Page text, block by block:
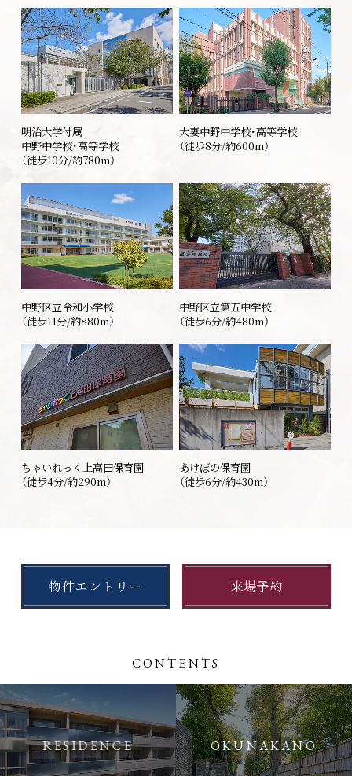
明治大学付属
中野中学校・高等学校
（徒歩10分/約780m）
大妻中野中学校・高等学校
（徒歩8分/約600m）
中野区立令和小学校
（徒歩11分/約880m）
中野区立第五中学校
（徒歩6分/約480m）
ちゃいれっく上高田保育園
（徒歩4分/約290m）
あけぼの保育園
（徒歩6分/約430m）
物件エントリー 来場予約
CONTENTS
RESIDENCE OKUNAKANO